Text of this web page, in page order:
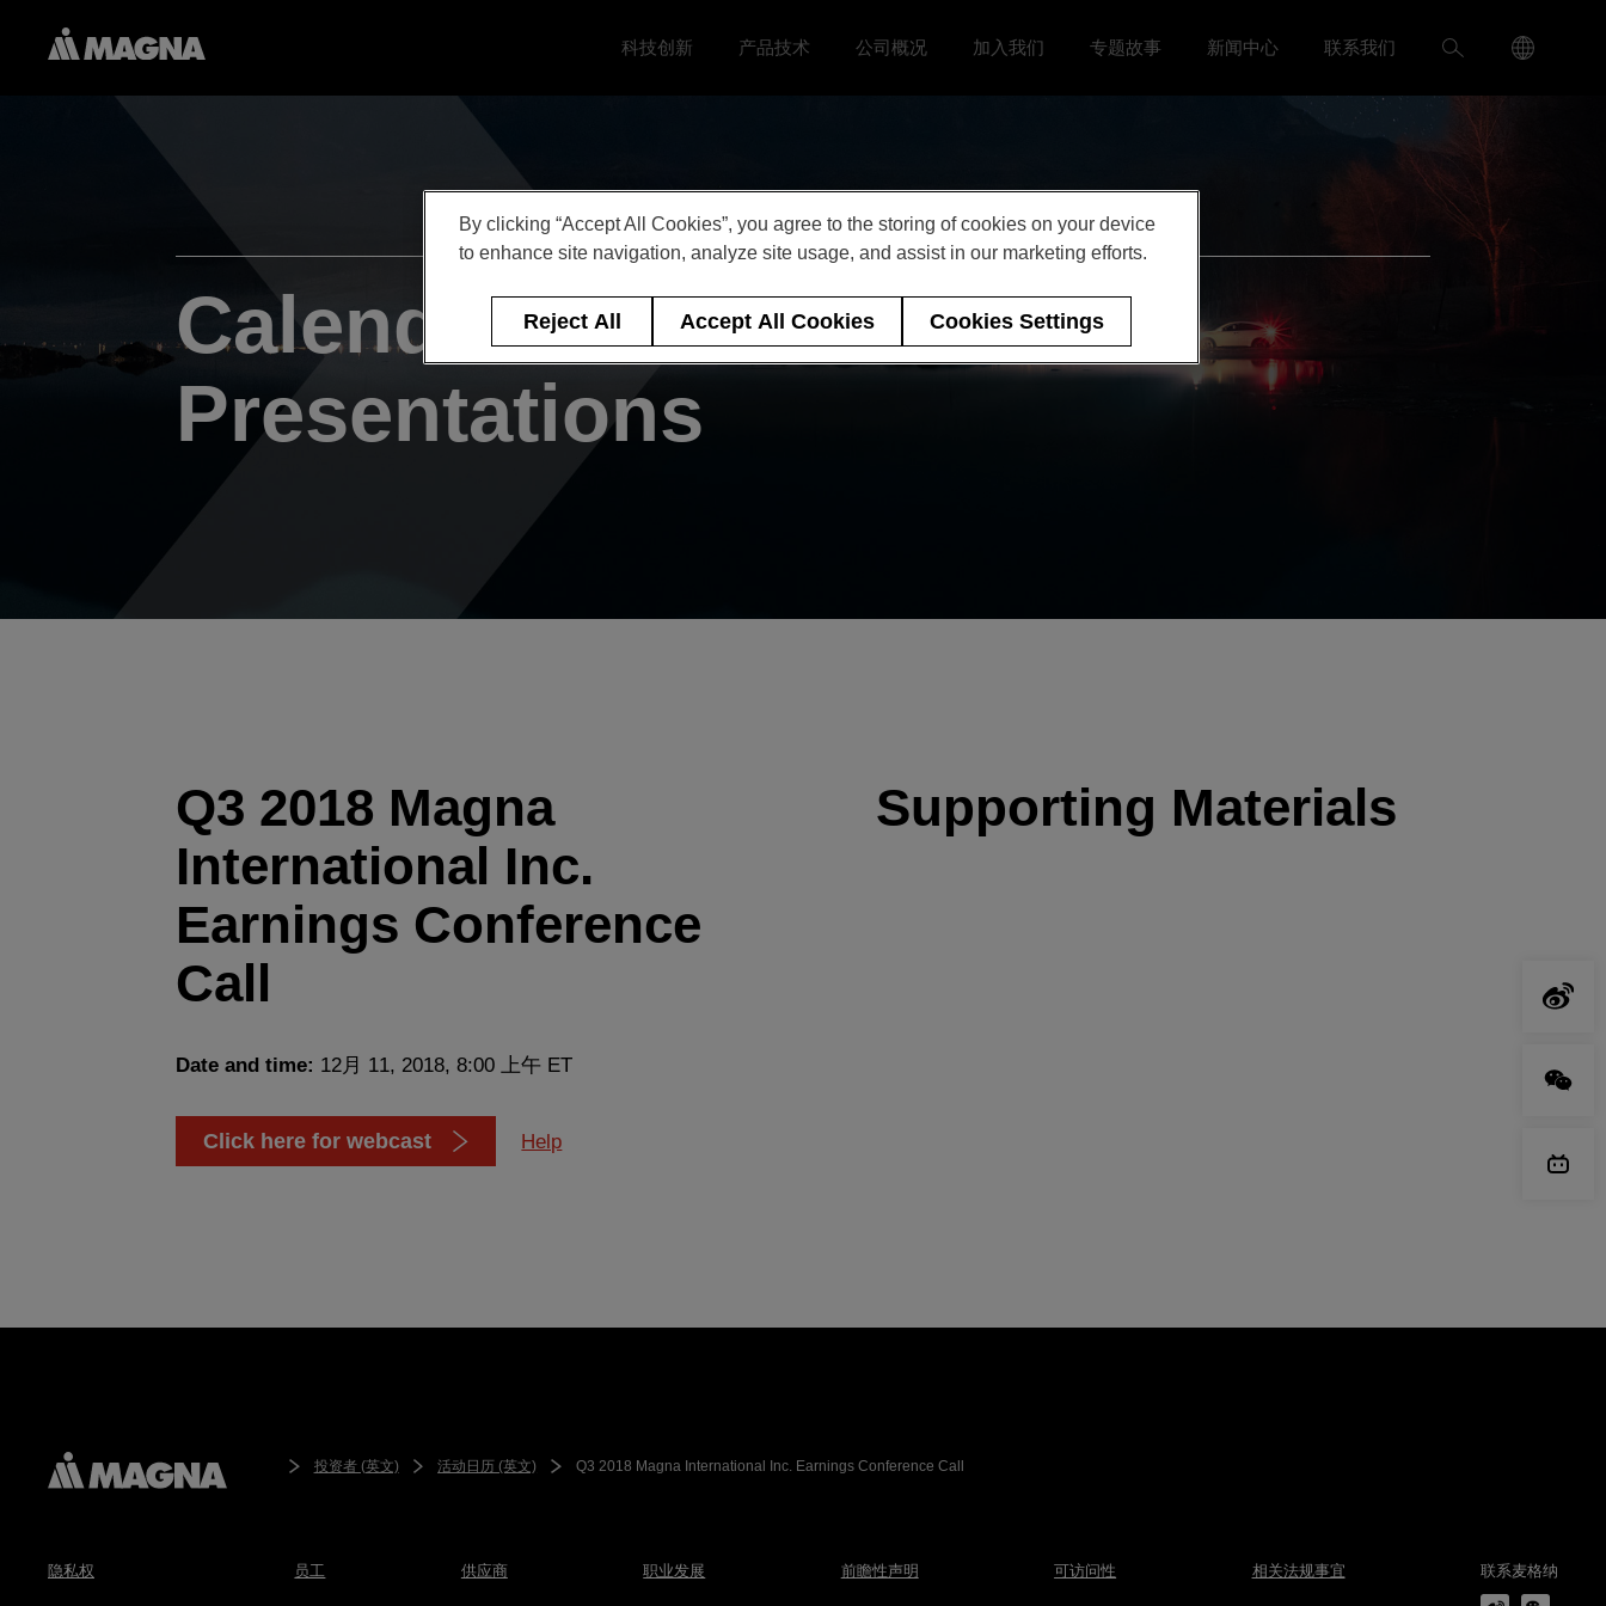
Toggle 科技创新 menu
科技创新 Toggle
产品技术 Toggle 公司概况 menu
公司概况 Toggle 加入我们 menu
加入我们 Toggle
专题故事 Toggle 新闻中心 menu
新闻中心 联系我们
搜
Language
Menu
Calendar of Events &
Presentations
Q3 2018 Magna
International Inc.
Earnings Conference
Call
Date and time: 12月 11, 2018, 8:00 上午 ET
Click here for webcast Help
Supporting Materials
投资者 (英文) 活动日历 (英文) Q3 2018 Magna International Inc. Earnings Conference Call
隐私权 员工 供应商 职业发展 前瞻性声明 可访问性 相关法规事宜 联系麦格纳
By clicking “Accept All Cookies”, you agree to the storing of cookies on your device
to enhance site navigation, analyze site usage, and assist in our marketing efforts.
Reject All Accept All Cookies Cookies Settings